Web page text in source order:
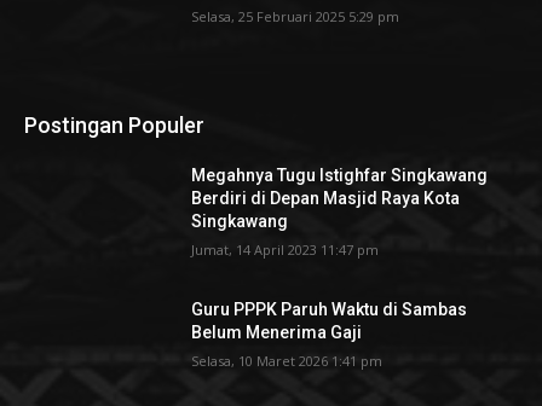
Selasa, 25 Februari 2025 5:29 pm
Postingan Populer
Megahnya Tugu Istighfar Singkawang
Berdiri di Depan Masjid Raya Kota
Singkawang
Jumat, 14 April 2023 11:47 pm
Guru PPPK Paruh Waktu di Sambas
Belum Menerima Gaji
Selasa, 10 Maret 2026 1:41 pm